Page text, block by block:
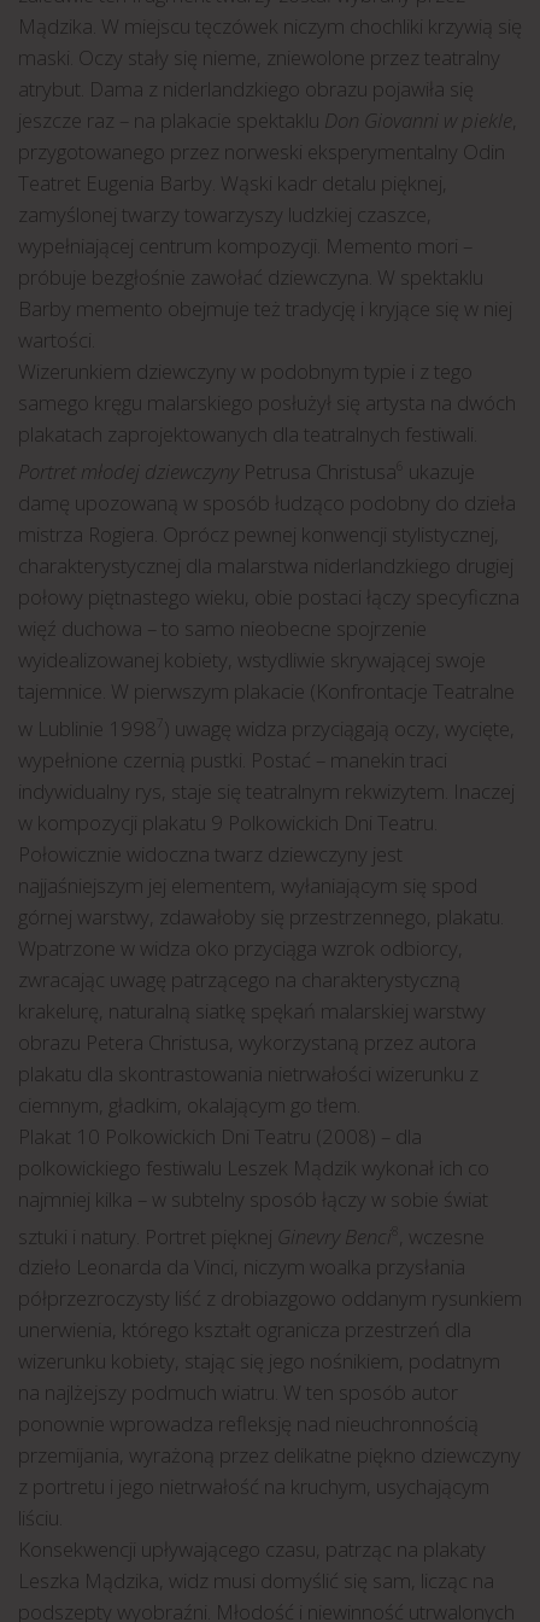
Mądzika. W miejscu tęczówek niczym chochliki krzywią się
maski. Oczy stały się nieme, zniewolone przez teatralny
atrybut. Dama z niderlandzkiego obrazu pojawiła się
jeszcze raz – na plakacie spektaklu Don Giovanni w piekle
przygotowanego przez norweski eksperymentalny Odin
Teatret Eugenia Barby. Wąski kadr detalu pięknej,
zamyślonej twarzy towarzyszy ludzkiej czaszce,
wypełniającej centrum kompozycji. Memento mori –
próbuje bezgłośnie zawołać dziewczyna. W spektaklu
Barby memento obejmuje też tradycję i kryjące się w niej
wartości.
Wizerunkiem dziewczyny w podobnym typie i z tego
samego kręgu malarskiego posłużył się artysta na dwóch
plakatach zaprojektowanych dla teatralnych festiwali.
Portret młodej dziewczyny Petrusa Christusa ukazuje
damę upozowaną w sposób łudząco podobny do dzieła
mistrza Rogiera. Oprócz pewnej konwencji stylistycznej,
charakterystycznej dla malarstwa niderlandzkiego drugiej
połowy piętnastego wieku, obie postaci łączy specyficzna
więź duchowa – to samo nieobecne spojrzenie
wyidealizowanej kobiety, wstydliwie skrywającej swoje
tajemnice. W pierwszym plakacie (Konfrontacje Teatralne
w Lublinie 1998 ) uwagę widza przyciągają oczy, wycięte,
wypełnione czernią pustki. Postać – manekin traci
indywidualny rys, staje się teatralnym rekwizytem. Inaczej
w kompozycji plakatu 9 Polkowickich Dni Teatru.
Połowicznie widoczna twarz dziewczyny jest
najjaśniejszym jej elementem, wyłaniającym się spod
górnej warstwy, zdawałoby się przestrzennego, plakatu.
Wpatrzone w widza oko przyciąga wzrok odbiorcy,
zwracając uwagę patrzącego na charakterystyczną
krakelurę, naturalną siatkę spękań malarskiej warstwy
obrazu Petera Christusa, wykorzystaną przez autora
plakatu dla skontrastowania nietrwałości wizerunku z
ciemnym, gładkim, okalającym go tłem.
Plakat 10 Polkowickich Dni Teatru (2008) – dla
polkowickiego festiwalu Leszek Mądzik wykonał ich co
najmniej kilka – w subtelny sposób łączy w sobie świat
sztuki i natury. Portret pięknej Ginevry Benci
, wczesne
dzieło Leonarda da Vinci, niczym woalka przysłania
półprzezroczysty liść z drobiazgowo oddanym rysunkiem
unerwienia, którego kształt ogranicza przestrzeń dla
wizerunku kobiety, stając się jego nośnikiem, podatnym
na najlżejszy podmuch wiatru. W ten sposób autor
ponownie wprowadza refleksję nad nieuchronnością
przemijania, wyrażoną przez delikatne piękno dziewczyny
z portretu i jego nietrwałość na kruchym, usychającym
liściu.
Konsekwencji upływającego czasu, patrząc na plakaty
Leszka Mądzika, widz musi domyślić się sam, licząc na
podszepty wyobraźni. Młodość i niewinność utrwalonych